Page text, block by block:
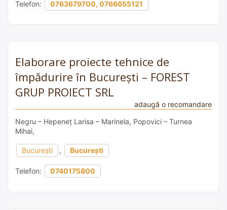
Telefon: 0763679700, 0766655121
Elaborare proiecte tehnice de
împădurire în București – FOREST
GRUP PROIECT SRL
adaugă o recomandare
Negru – Hepeneț Larisa – Marinela, Popovici – Turnea
Mihai,
București , București
Telefon: 0740175800